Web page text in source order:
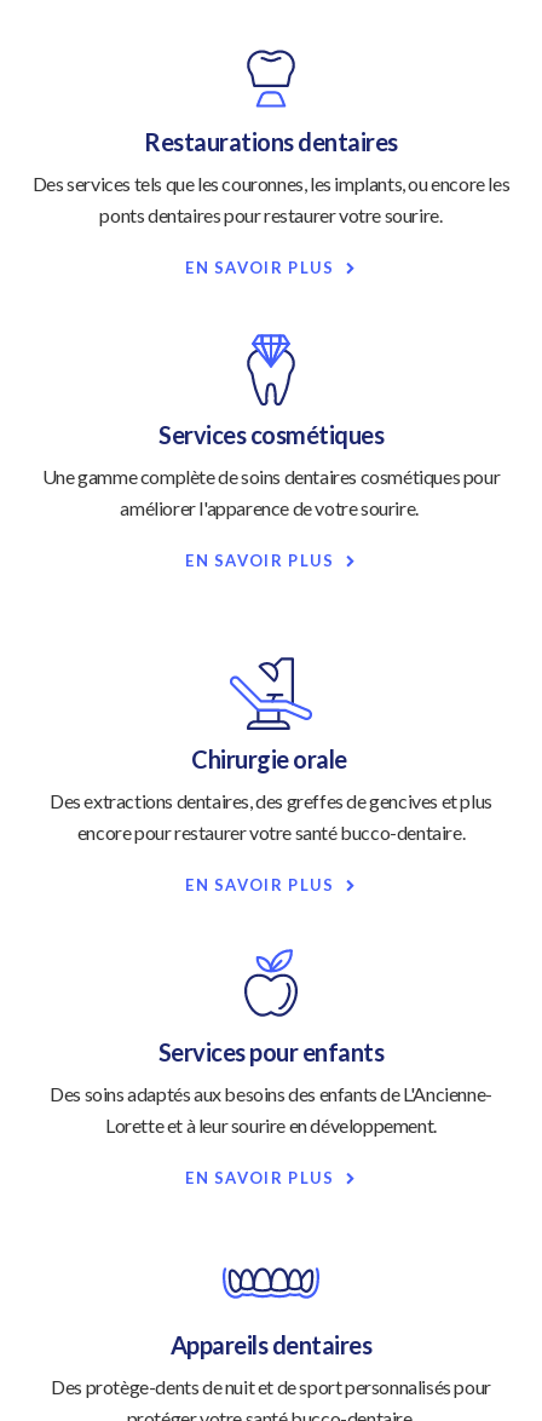
Restaurations dentaires
Des services tels que les couronnes, les implants, ou encore les
ponts dentaires pour restaurer votre sourire.
EN SAVOIR PLUS
Services cosmétiques
Une gamme complète de soins dentaires cosmétiques pour
améliorer l'apparence de votre sourire.
EN SAVOIR PLUS
Chirurgie orale
Des extractions dentaires, des greffes de gencives et plus
encore pour restaurer votre santé bucco-dentaire.
EN SAVOIR PLUS
Services pour enfants
Des soins adaptés aux besoins des enfants de L'Ancienne-
Lorette et à leur sourire en développement.
EN SAVOIR PLUS
Appareils dentaires
Des protège-dents de nuit et de sport personnalisés pour